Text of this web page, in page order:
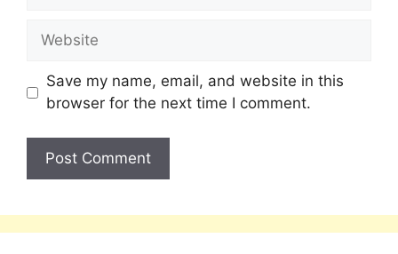
Save my name, email, and website in this
browser for the next time I comment.